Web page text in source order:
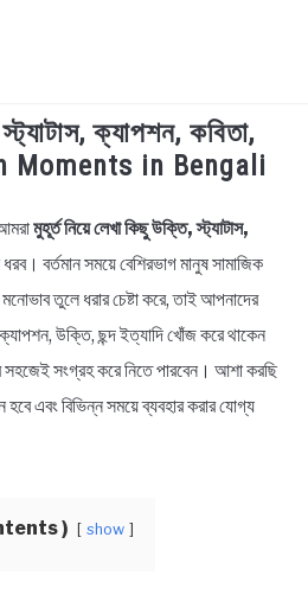
ক্যাপশন, কবিতা,
Moments in Bengali
মুহূর্ত নিয়ে লেখা কিছু উক্তি, স্ট্যাটাস,
বর্তমান সময়ে বেশিরভাগ মানুষ সামাজিক
তুলে ধরার চেষ্টা করে, তাই আপনাদের
ক্যাপশন, উক্তি, ছন্দ ইত্যাদি খোঁজ করে থাকেন
সহজেই সংগ্রহ করে নিতে পারবেন। আশা করছি
এবং বিভিন্ন সময়ে ব্যবহার করার যোগ্য
) show